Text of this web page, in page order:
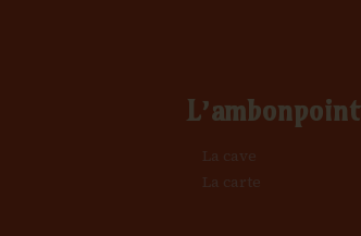
L’ambonpoint
La cave
La carte